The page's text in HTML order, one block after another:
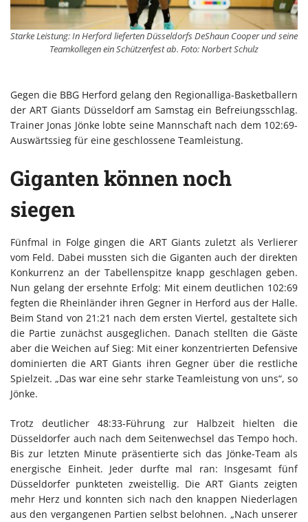
Starke Leistung: In Herford lieferten Düsseldorfs DeShaun Cooper und seine
Teamkollegen ein Schützenfest ab. Foto: Norbert Schulz
Gegen die BBG Herford gelang den Regionalliga-Basketballern
der ART Giants Düsseldorf am Samstag ein Befreiungsschlag.
Trainer Jonas Jönke lobte seine Mannschaft nach dem 102:69-
Auswärtssieg für eine geschlossene Teamleistung.
Giganten können noch
siegen
Fünfmal in Folge gingen die ART Giants zuletzt als Verlierer
vom Feld. Dabei mussten sich die Giganten auch der direkten
Konkurrenz an der Tabellenspitze knapp geschlagen geben.
Nun gelang der ersehnte Erfolg: Mit einem deutlichen 102:69
fegten die Rheinländer ihren Gegner in Herford aus der Halle.
Beim Stand von 21:21 nach dem ersten Viertel, gestaltete sich
die Partie zunächst ausgeglichen. Danach stellten die Gäste
aber die Weichen auf Sieg: Mit einer konzentrierten Defensive
dominierten die ART Giants ihren Gegner über die restliche
Spielzeit. „Das war eine sehr starke Teamleistung von uns“, so
Jönke.
Trotz deutlicher 48:33-Führung zur Halbzeit hielten die
Düsseldorfer auch nach dem Seitenwechsel das Tempo hoch.
Bis zur letzten Minute präsentierte sich das Jönke-Team als
energische Einheit. Jeder durfte mal ran: Insgesamt fünf
Düsseldorfer punkteten zweistellig. Die ART Giants zeigten
mehr Herz und konnten sich nach den knappen Niederlagen
aus den vergangenen Partien selbst belohnen. „Nach unserer